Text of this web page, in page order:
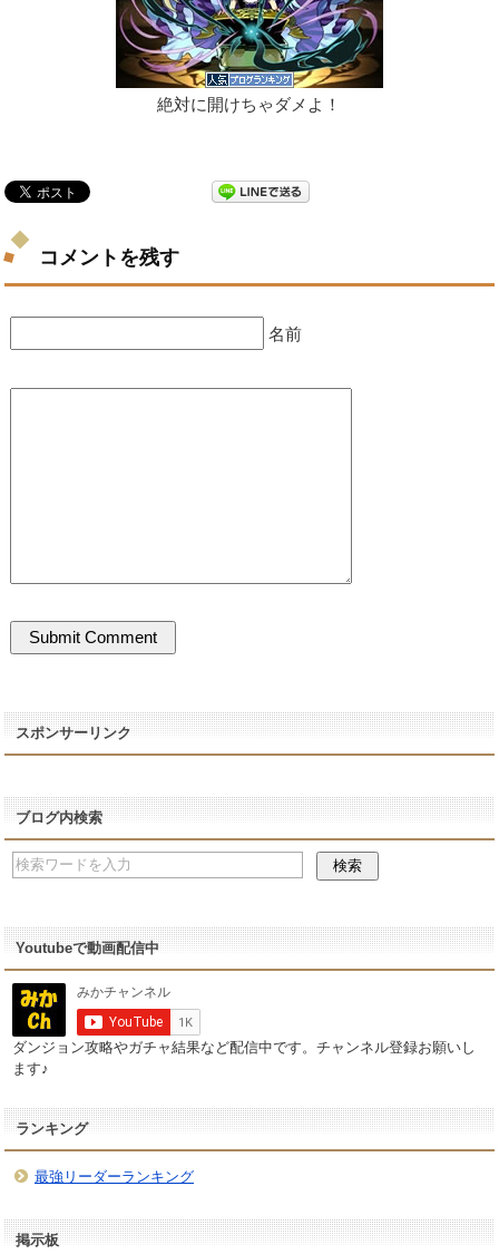
絶対に開けちゃダメよ！
コメントを残す
名前
スポンサーリンク
ブログ内検索
Youtubeで動画配信中
ダンジョン攻略やガチャ結果など配信中です。チャンネル登録お願いし
ます♪
ランキング
最強リーダーランキング
掲示板